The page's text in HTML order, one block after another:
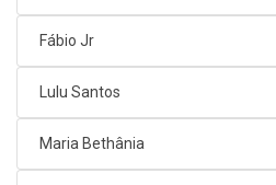
Fábio Jr
Lulu Santos
Maria Bethânia